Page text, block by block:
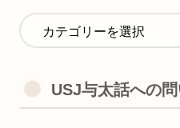
USJ与太話への